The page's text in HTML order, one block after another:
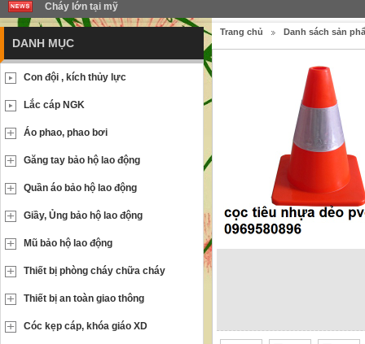
LIÊN HỆ
Cháy lớn tại mỹ
Trang chủ Danh sách sản
DANH MỤC
Con đội , kích thủy lực
Lắc cáp NGK
Áo phao, phao bơi
Găng tay bảo hộ lao động
Quần áo bảo hộ lao động
Giầy, Ủng bảo hộ lao động
Mũ bảo hộ lao động
Thiết bị phòng cháy chữa cháy
Thiết bị an toàn giao thông
Cóc kẹp cáp, khóa giáo XD